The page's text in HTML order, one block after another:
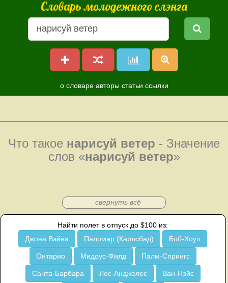
Словарь молодежного слэнга
о словаре авторы статьи ссылки
Что такое нарисуй ветер - Значение
слов «нарисуй ветер»
свернуть всё
Найти полет в отпуск до $100 из:
Джона Вэйна
Паломар (Карлсбад) Боб-Хоуп
Онтарио Мидоус-Филд Палм-Спрингс
Санта-Барбара Лос-Анджелес Ван-Нэйс